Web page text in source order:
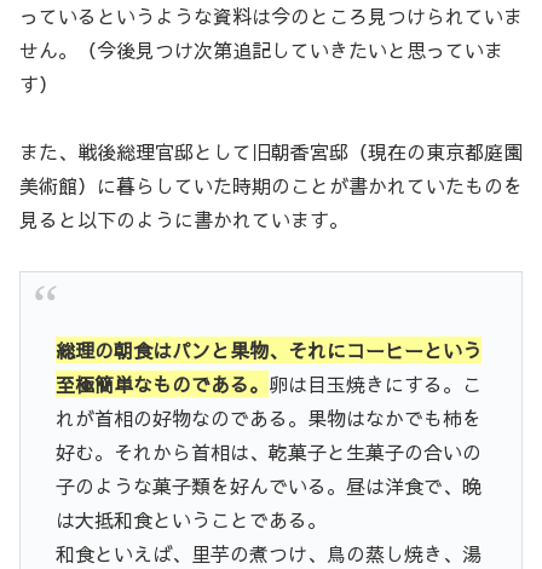
っているというような資料は今のところ見つけられていま
せん。（今後見つけ次第追記していきたいと思っていま
す）
また、戦後総理官邸として旧朝香宮邸（現在の東京都庭園
美術館）に暮らしていた時期のことが書かれていたものを
見ると以下のように書かれています。
総理の朝食はパンと果物、それにコーヒーという
至極簡単なものである。 卵は目玉焼きにする。こ
れが首相の好物なのである。果物はなかでも柿を
好む。それから首相は、乾菓子と生菓子の合いの
子のような菓子類を好んでいる。昼は洋食で、晩
は大抵和食ということである。
和食といえば、里芋の煮つけ、鳥の蒸し焼き、湯